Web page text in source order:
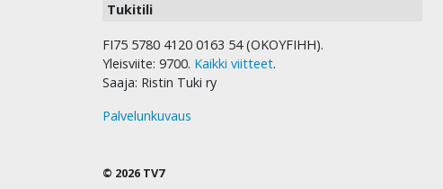
Tukitili
FI75 5780 4120 0163 54 (OKOYFIHH).
Yleisviite: 9700. Kaikki viitteet.
Saaja: Ristin Tuki ry
Palvelunkuvaus
© 2026 TV7